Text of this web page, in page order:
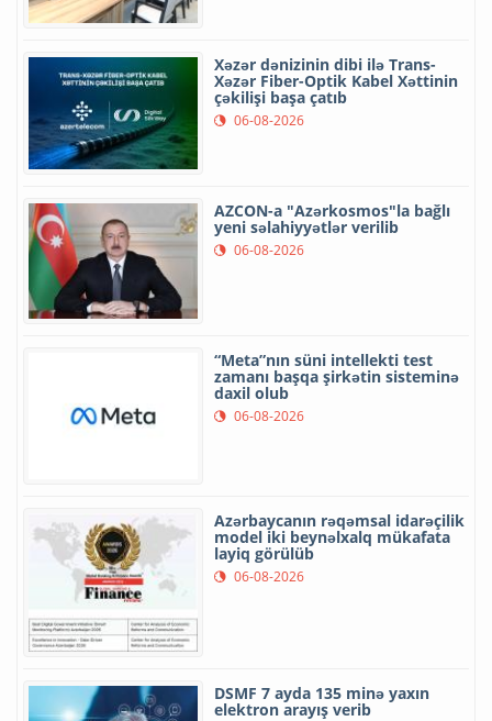
Xəzər dənizinin dibi ilə Trans-
Xəzər Fiber-Optik Kabel Xəttinin
çəkilişi başa çatıb
06-08-2026
AZCON-a "Azərkosmos"la bağlı
yeni səlahiyyətlər verilib
06-08-2026
“Meta”nın süni intellekti test
zamanı başqa şirkətin sisteminə
daxil olub
06-08-2026
Azərbaycanın rəqəmsal idarəçilik
model iki beynəlxalq mükafata
layiq görülüb
06-08-2026
DSMF 7 ayda 135 minə yaxın
elektron arayış verib